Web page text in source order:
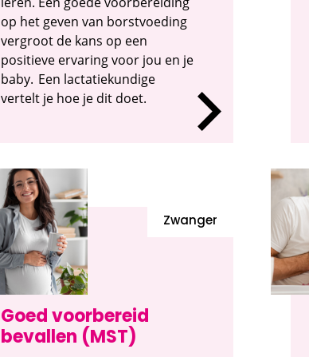
op het geven van borstvoeding
vergroot de kans op een
positieve ervaring voor jou en je
baby. Een lactatiekundige
vertelt je hoe je dit doet.
Goed voorbereid
bevallen (MST)
Zwanger